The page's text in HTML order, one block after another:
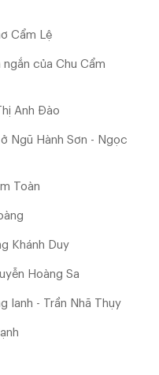
Cẩm Lệ
ngắn của Chu Cẩm
Anh Đào
Ngũ Hành Sơn - Ngọc
Toàn
Khánh Duy
Hoàng Sa
lanh - Trần Nhã Thụy